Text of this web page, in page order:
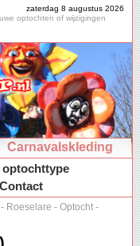
zaterdag 8 augustus 2026
optochten of wijzigingen
Carnavalskleding
optochttype
Contact
- Roeselare - Optocht -